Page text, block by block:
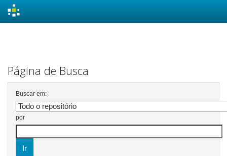
Página de Busca
Buscar em:
por